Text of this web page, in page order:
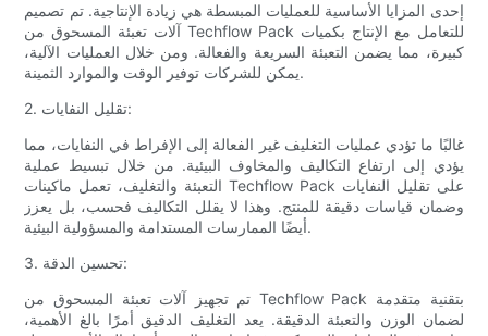
إحدى المزايا الأساسية للعمليات المبسطة هي زيادة الإنتاجية. تم تصميم
آلات تعبئة المسحوق من Techflow Pack للتعامل مع الإنتاج بكميات
كبيرة، مما يضمن التعبئة السريعة والفعالة. ومن خلال العمليات الآلية،
يمكن للشركات توفير الوقت والموارد الثمينة.
2. تقليل النفايات:
غالبًا ما تؤدي عمليات التغليف غير الفعالة إلى الإفراط في النفايات، مما
يؤدي إلى ارتفاع التكاليف والمخاوف البيئية. من خلال تبسيط عملية
التعبئة والتغليف، تعمل ماكينات Techflow Pack على تقليل النفايات
وضمان قياسات دقيقة للمنتج. وهذا لا يقلل التكاليف فحسب، بل يعزز
أيضًا الممارسات المستدامة والمسؤولية البيئية.
3. تحسين الدقة:
تم تجهيز آلات تعبئة المسحوق من Techflow Pack بتقنية متقدمة
لضمان الوزن والتعبئة الدقيقة. يعد التغليف الدقيق أمرًا بالغ الأهمية،